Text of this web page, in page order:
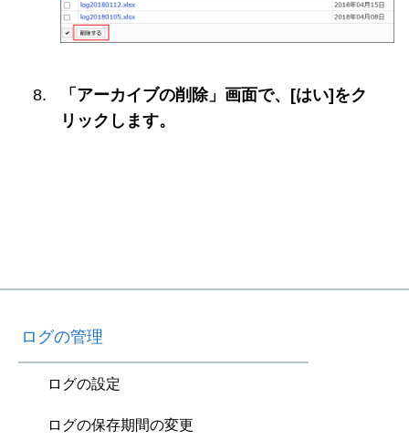
「アーカイブの削除」画面で、[はい]をク
リックします。
ログの管理
ログの設定
ログの保存期間の変更